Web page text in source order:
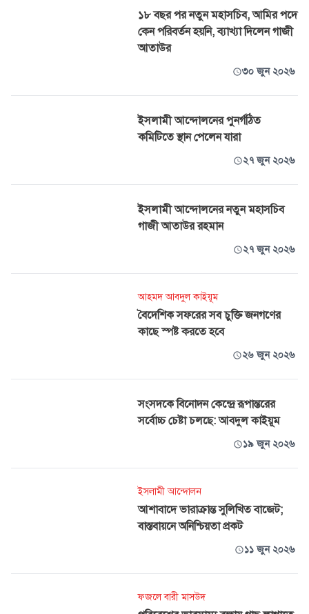
১৮ বছর পর নতুন মহাসচিব, আমির পদে
কেন পরিবর্তন হয়নি, ব্যাখ্যা দিলেন গাজী
আতাউর
৩০ জুন ২০২৬
ইসলামী আন্দোলনের পুনর্গঠিত
কমিটিতে স্থান পেলেন যারা
২৭ জুন ২০২৬
ইসলামী আন্দোলনের নতুন মহাসচিব
গাজী আতাউর রহমান
২৭ জুন ২০২৬
আহমদ আবদুল কাইয়ূম
বৈদেশিক সফরের সব চুক্তি জনগণের
কাছে স্পষ্ট করতে হবে
২৬ জুন ২০২৬
সংসদকে বিনোদন কেন্দ্রে রূপান্তরের
সর্বোচ্চ চেষ্টা চলছে: আবদুল কাইয়ূম
১৯ জুন ২০২৬
ইসলামী আন্দোলন
আশাবাদে ভারাক্রান্ত সুলিখিত বাজেট;
বাস্তবায়নে অনিশ্চিয়তা প্রকট
১১ জুন ২০২৬
ফজলে বারী মাসউদ